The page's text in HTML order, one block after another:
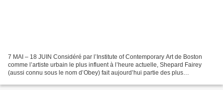
7 MAI – 18 JUIN Considéré par l’Institute of Contemporary Art de Boston
comme l’artiste urbain le plus influent à l’heure actuelle, Shepard Fairey
(aussi connu sous le nom d’Obey) fait aujourd’hui partie des plus